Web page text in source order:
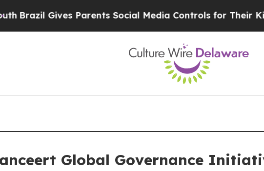
Gives Parents Social Media Controls for Their Kids.
Global Governance